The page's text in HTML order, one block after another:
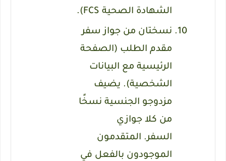
الشهادة الصحية FCS).
نسختان من جواز سفر
مقدم الطلب (الصفحة
الرئيسية مع البيانات
الشخصية). يضيف
مزدوجو الجنسية نسخًا
من كلا جوازي
السفر. المتقدمون
الموجودون بالفعل في